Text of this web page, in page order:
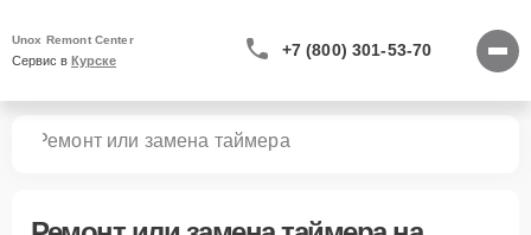
Unox Remont Center
Сервис в Курске
+7 (800) 301-53-70
Ремонт или замена таймера